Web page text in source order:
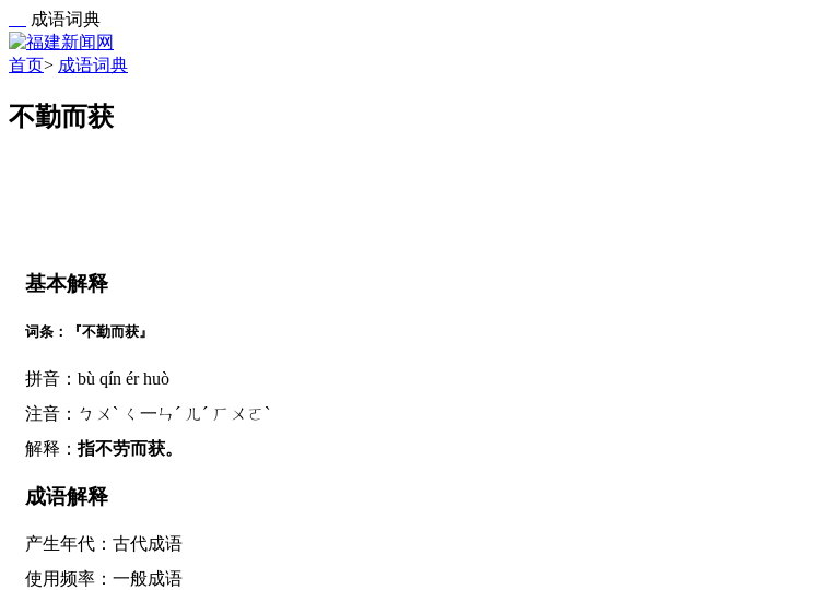
成语词典
首页> 成语词典
不勤而获
基本解释
词条：『不勤而获』
拼音：bù qín ér huò
注音：ㄅㄨˋ ㄑ一ㄣˊ ㄦˊ ㄏㄨㄛˋ
解释：指不劳而获。
成语解释
产生年代：古代成语
使用频率：一般成语